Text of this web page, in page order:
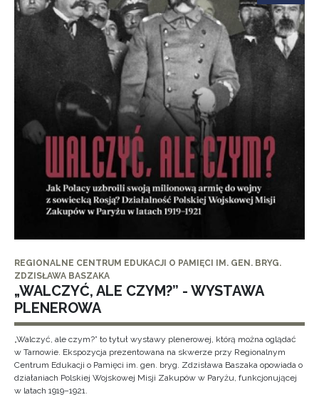
REGIONALNE CENTRUM EDUKACJI O PAMIĘCI IM. GEN. BRYG.
ZDZISŁAWA BASZAKA
„WALCZYĆ, ALE CZYM?” - WYSTAWA
PLENEROWA
„Walczyć, ale czym?” to tytuł wystawy plenerowej, którą można oglądać
w Tarnowie. Ekspozycja prezentowana na skwerze przy Regionalnym
Centrum Edukacji o Pamięci im. gen. bryg. Zdzisława Baszaka opowiada o
działaniach Polskiej Wojskowej Misji Zakupów w Paryżu, funkcjonującej
w latach 1919–1921.